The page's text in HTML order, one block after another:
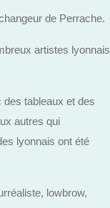
de Perrache.
artistes lyonnais
des tableaux et des
autres qui
lyonnais ont été
lowbrow,